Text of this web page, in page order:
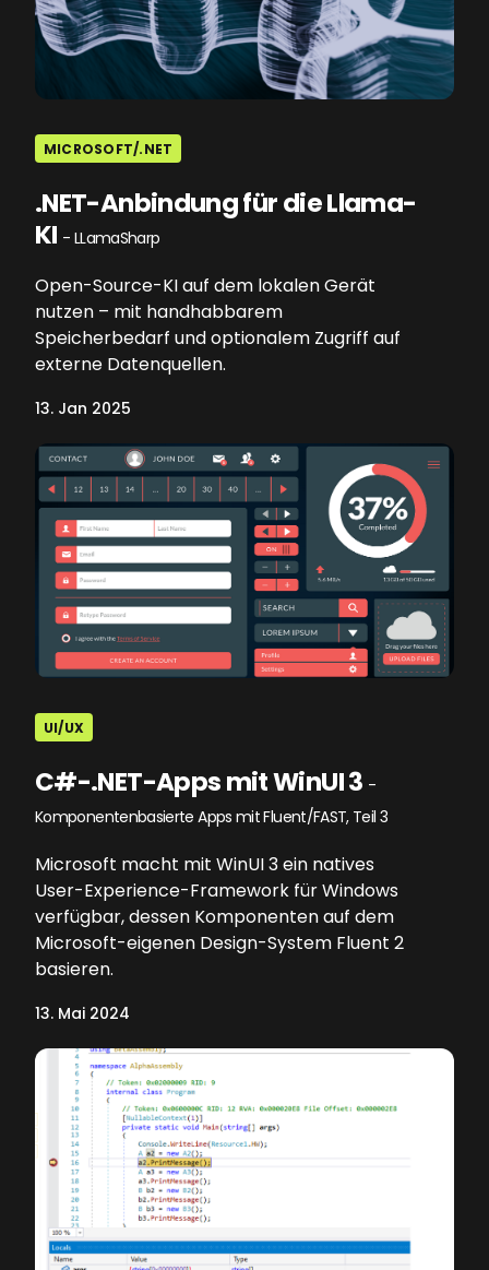
MICROSOFT/.NET
.NET-Anbindung für die Llama-
KI - LLamaSharp
Open-Source-KI auf dem lokalen Gerät
nutzen – mit handhabbarem
Speicherbedarf und optionalem Zugriff auf
externe Datenquellen.
13. Jan 2025
UI/UX
C#-.NET-Apps mit WinUI 3 -
Komponentenbasierte Apps mit Fluent/FAST, Teil 3
Microsoft macht mit WinUI 3 ein natives
User-Experience-Framework für Windows
verfügbar, dessen Komponenten auf dem
Microsoft-eigenen Design-System Fluent 2
basieren.
13. Mai 2024